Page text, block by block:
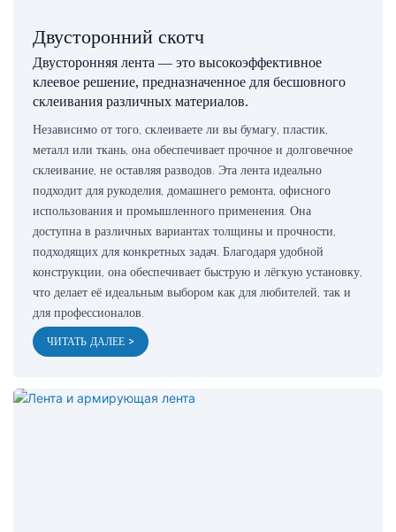
Двусторонний скотч
Двусторонняя лента — это высокоэффективное
клеевое решение, предназначенное для бесшовного
склеивания различных материалов.
Независимо от того, склеиваете ли вы бумагу, пластик,
металл или ткань, она обеспечивает прочное и долговечное
склеивание, не оставляя разводов. Эта лента идеально
подходит для рукоделия, домашнего ремонта, офисного
использования и промышленного применения. Она
доступна в различных вариантах толщины и прочности,
подходящих для конкретных задач. Благодаря удобной
конструкции, она обеспечивает быструю и лёгкую установку,
что делает её идеальным выбором как для любителей, так и
для профессионалов.
ЧИТАТЬ ДАЛЕЕ >